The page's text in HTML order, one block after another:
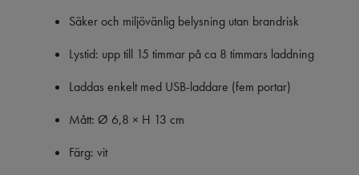
Säker och miljövänlig belysning utan brandrisk
Lystid: upp till 15 timmar på ca 8 timmars laddning
Laddas enkelt med USB-laddare (fem portar)
Mått: Ø 6,8 × H 13 cm
Färg: vit